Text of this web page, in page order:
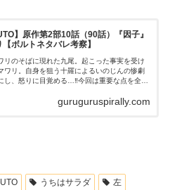
】原作第2部10話（90話）『因子』
【ボルトネタバレ考察】
リのそばに現れた九尾。起こった事実を受け
ワリ。自身を狙う十羅によるいのじんの惨劇
し、怒りに目覚める…‼今回は重要な点を全て
とに、個人的な考察を述べてい...
guruguruspirally.com
うちはサラダ
左